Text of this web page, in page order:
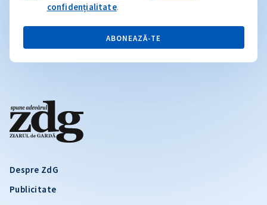
Despre ZdG
Publicitate
confidențialitate.
ABONEAZĂ-TE